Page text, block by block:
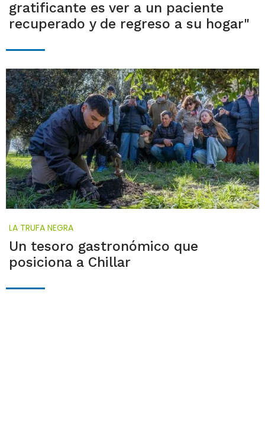
gratificante es ver a un paciente
recuperado y de regreso a su hogar"
LA TRUFA NEGRA
Un tesoro gastronómico que
posiciona a Chillar